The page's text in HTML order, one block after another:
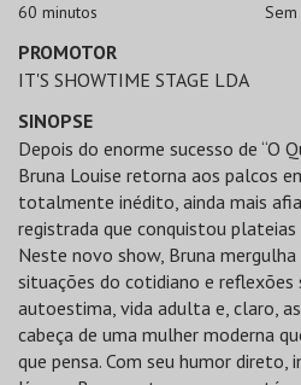
60 minutos
PROMOTOR
IT'S SHOWTIME STAGE LDA
SINOPSE
Depois do enorme sucesso de “O
Bruna Louise retorna aos palcos
totalmente inédito, ainda mais
registrada que conquistou
Neste novo show, Bruna
situações do cotidiano e
autoestima, vida adulta e, claro,
cabeça de uma mulher moderna
que pensa. Com seu humor direto,